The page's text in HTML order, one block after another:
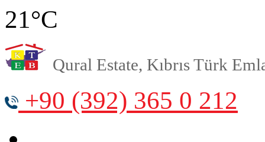
21°C
Qural Estate, Kıbrıs Türk
+90 (392) 365 0 212